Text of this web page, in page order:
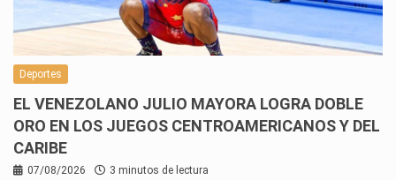
Deportes
EL VENEZOLANO JULIO MAYORA LOGRA DOBLE
ORO EN LOS JUEGOS CENTROAMERICANOS Y DEL
CARIBE
07/08/2026 3 minutos de lectura